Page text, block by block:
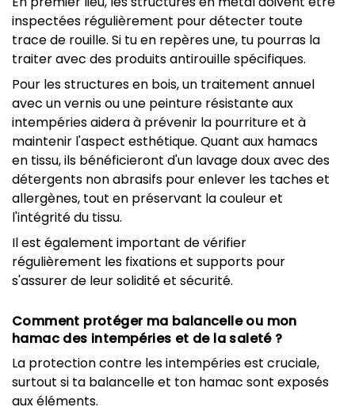
inspectées régulièrement pour détecter toute
trace de rouille. Si tu en repères une, tu pourras la
traiter avec des produits antirouille spécifiques.
Pour les structures en bois, un traitement annuel
avec un vernis ou une peinture résistante aux
intempéries aidera à prévenir la pourriture et à
maintenir l'aspect esthétique. Quant aux hamacs
en tissu, ils bénéficieront d'un lavage doux avec des
détergents non abrasifs pour enlever les taches et
allergènes, tout en préservant la couleur et
l'intégrité du tissu.
Il est également important de vérifier
régulièrement les fixations et supports pour
s'assurer de leur solidité et sécurité.
Comment protéger ma balancelle ou mon
hamac des intempéries et de la saleté ?
La protection contre les intempéries est cruciale,
surtout si ta balancelle et ton hamac sont exposés
aux éléments.